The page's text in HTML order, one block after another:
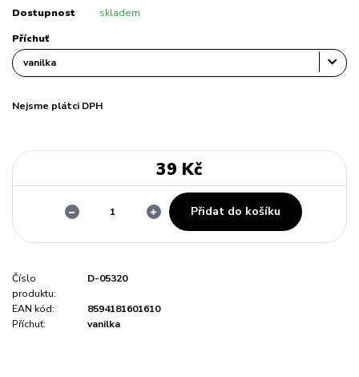
Dostupnost skladem
Příchuť
Nejsme plátci DPH
39 Kč
Přidat do košíku
Číslo
produktu:
D-05320
EAN kód:
8594181601610
Příchuť:
vanilka